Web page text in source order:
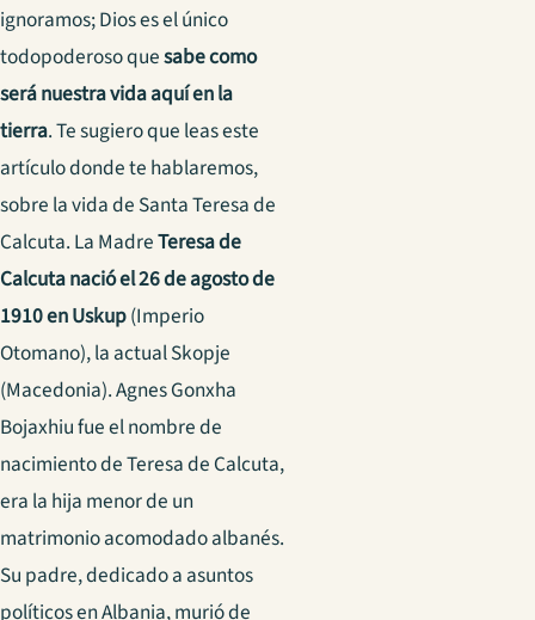
ignoramos; Dios es el único
todopoderoso quesabe como
será nuestra vida aquí en la
tierra. Te sugiero que leas este
artículo donde te hablaremos,
sobre la vida de Santa Teresa de
Calcuta. La MadreTeresa de
Calcuta nacióel 26 de agosto de
1910 en Uskup(Imperio
Otomano), la actual Skopje
(Macedonia). Agnes Gonxha
Bojaxhiu fue el nombre de
nacimiento de Teresa de Calcuta,
era la hija menor de un
matrimonio acomodado albanés.
Su padre, dedicado a asuntos
políticos en Albania, murió de